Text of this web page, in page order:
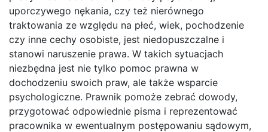
uporczywego nękania, czy też nierównego
traktowania ze względu na płeć, wiek, pochodzenie
czy inne cechy osobiste, jest niedopuszczalne i
stanowi naruszenie prawa. W takich sytuacjach
niezbędna jest nie tylko pomoc prawna w
dochodzeniu swoich praw, ale także wsparcie
psychologiczne. Prawnik pomoże zebrać dowody,
przygotować odpowiednie pisma i reprezentować
pracownika w ewentualnym postępowaniu sądowym,